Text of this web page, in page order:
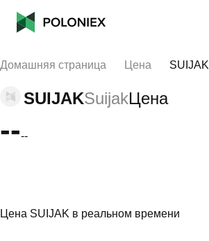
Домашняя страница Цена SUIJAK
SUIJAKSuijakЦена
----
Цена SUIJAK в реальном времени